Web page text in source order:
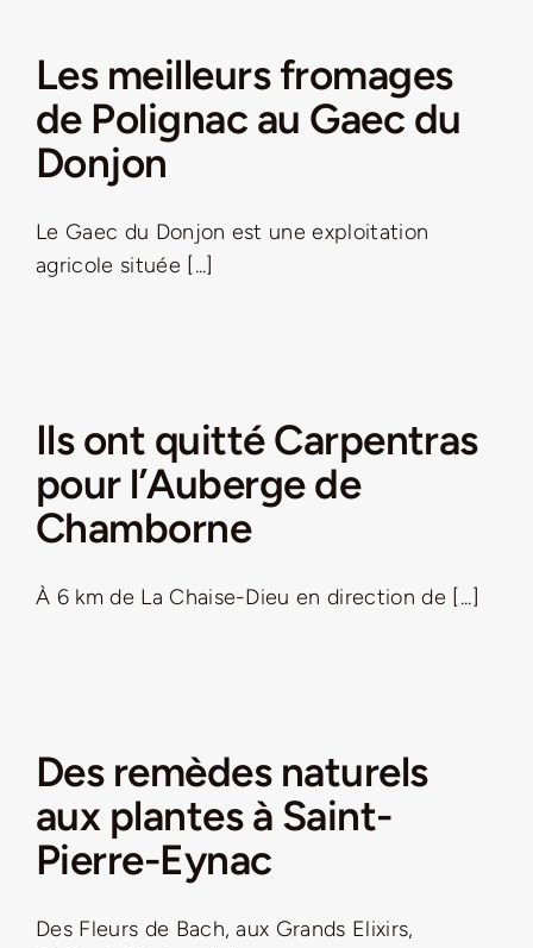
Les meilleurs fromages
de Polignac au Gaec du
Donjon
Le Gaec du Donjon est une exploitation
agricole située [...]
Ils ont quitté Carpentras
pour l’Auberge de
Chamborne
À 6 km de La Chaise-Dieu en direction de [...]
Des remèdes naturels
aux plantes à Saint-
Pierre-Eynac
Des Fleurs de Bach, aux Grands Elixirs,